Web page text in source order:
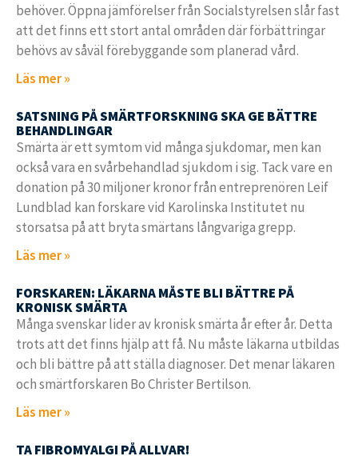
behöver. Öppna jämförelser från Socialstyrelsen slår fast
att det finns ett stort antal områden där förbättringar
behövs av såväl förebyggande som planerad vård.
Läs mer »
SATSNING PÅ SMÄRTFORSKNING SKA GE BÄTTRE
BEHANDLINGAR
Smärta är ett symtom vid många sjukdomar, men kan
också vara en svårbehandlad sjukdom i sig. Tack vare en
donation på 30 miljoner kronor från entreprenören Leif
Lundblad kan forskare vid Karolinska Institutet nu
storsatsa på att bryta smärtans långvariga grepp.
Läs mer »
FORSKAREN: LÄKARNA MÅSTE BLI BÄTTRE PÅ
KRONISK SMÄRTA
Många svenskar lider av kronisk smärta år efter år. Detta
trots att det finns hjälp att få. Nu måste läkarna utbildas
och bli bättre på att ställa diagnoser. Det menar läkaren
och smärtforskaren Bo Christer Bertilson.
Läs mer »
TA FIBROMYALGI PÅ ALLVAR!